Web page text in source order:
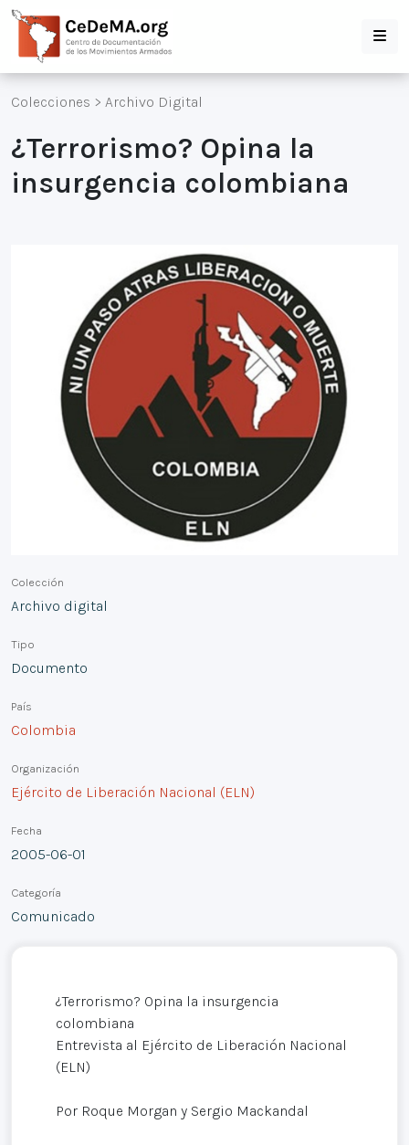
Colecciones > Archivo Digital
¿Terrorismo? Opina la
insurgencia colombiana
Colección
Archivo digital
Tipo
Documento
País
Colombia
Organización
Ejército de Liberación Nacional (ELN)
Fecha
2005-06-01
Categoría
Comunicado
¿Terrorismo? Opina la insurgencia
colombiana
Entrevista al Ejército de Liberación Nacional
(ELN)
Por Roque Morgan y Sergio Mackandal